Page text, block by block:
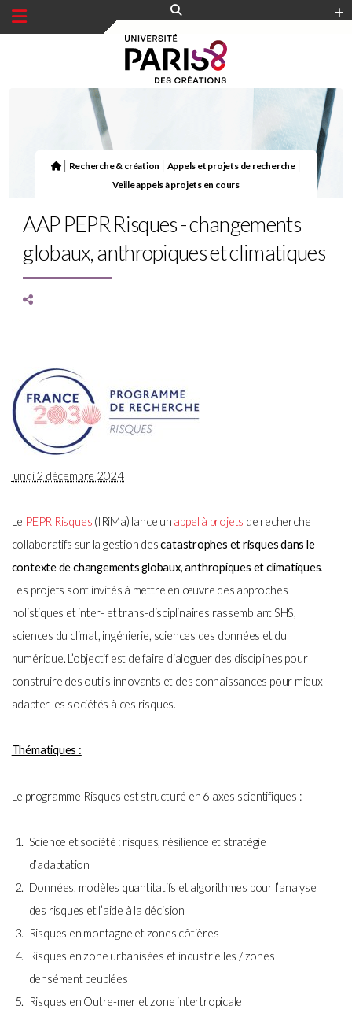
Recherche & création Appels et projets de recherche
Veille appels à projets en cours
AAP PEPR Risques - changements
globaux, anthropiques et climatiques
lundi 2 décembre 2024
Le PEPR Risques (IRiMa) lance un appel à projets de recherche
collaboratifs sur la gestion descatastrophes et risques dans le
contexte de changements globaux, anthropiques et climatiques.
Les projets sont invités à mettre en œuvre des approches
holistiques et inter- et trans-disciplinaires rassemblant SHS,
sciences du climat, ingénierie, sciences des données et du
numérique. L’objectif est de faire dialoguer des disciplines pour
construire des outils innovants et des connaissances pour mieux
adapter les sociétés à ces risques.
Thématiques :
Le programme Risques est structuré en 6 axes scientifiques :
Science et société : risques, résilience et stratégie
d’adaptation
Données, modèles quantitatifs et algorithmes pour l’analyse
des risques et l’aide à la décision
Risques en montagne et zones côtières
Risques en zone urbanisées et industrielles / zones
densément peuplées
Risques en Outre-mer et zone intertropicale
Panneau de gestion des cookies